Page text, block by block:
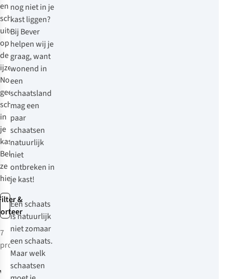
&
en
schaatsbanen
uitdagen
op
de
ijzers.
Nog
geen
schaatsen
in
je
kast?
Bekijk
ze
hieronder!
7
producten
Viking
nog niet in je
kast liggen?
Bij Bever
helpen wij je
graag, want
wonend in
een
schaatsland
mag een
paar
schaatsen
natuurlijk
niet
ontbreken in
je kast!
Een schaats
is natuurlijk
niet zomaar
een schaats.
Maar welk
schaatsen